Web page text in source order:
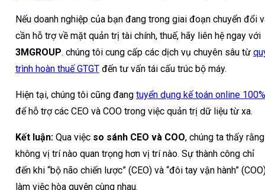
Nếu doanh nghiệp của bạn đang trong giai đoạn chuyển đổi
cần hỗ trợ về mặt quản trị tài chính, thuế, hãy liên hệ ngay với
3MGROUP. chúng tôi cung cấp các dịch vụ chuyên sâu từ
trình hoàn thuế GTGT đến tư vấn tái cấu trúc bộ máy.
Hiện tại, chúng tôi cũng đang tuyển dụng kế toán online 100%
để hỗ trợ các CEO và COO trong việc quản trị dữ liệu từ xa.
Kết luận: Qua việc so sánh CEO và COO, chúng ta thấy rằng
không vị trí nào quan trọng hơn vị trí nào. Sự thành công chỉ
đến khi “bộ não chiến lược” (CEO) và “đôi tay vận hành”
làm việc hòa quyện cùng nhau.